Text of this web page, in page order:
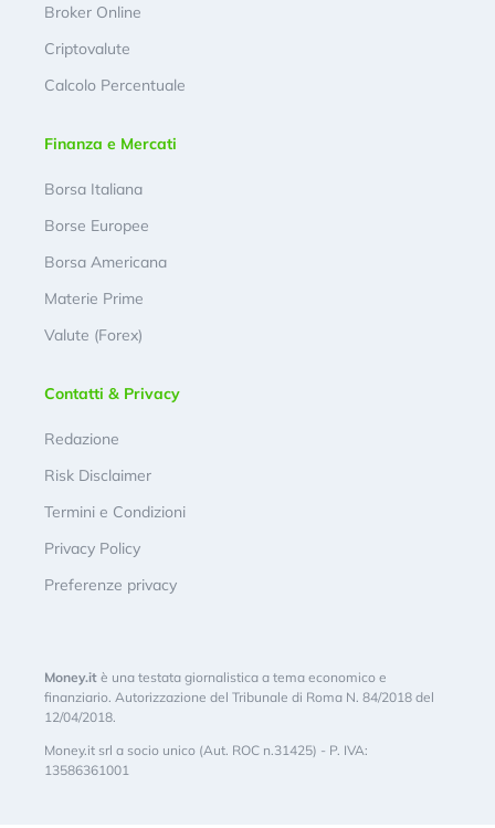
Broker Online
Criptovalute
Calcolo Percentuale
Finanza e Mercati
Borsa Italiana
Borse Europee
Borsa Americana
Materie Prime
Valute (Forex)
Contatti & Privacy
Redazione
Risk Disclaimer
Termini e Condizioni
Privacy Policy
Preferenze privacy
Money.it è una testata giornalistica a tema economico e
finanziario. Autorizzazione del Tribunale di Roma N. 84/2018 del
12/04/2018.
Money.it srl a socio unico (Aut. ROC n.31425) - P. IVA:
13586361001